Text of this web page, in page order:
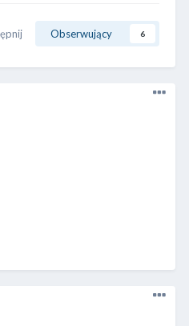
Obserwujący 6